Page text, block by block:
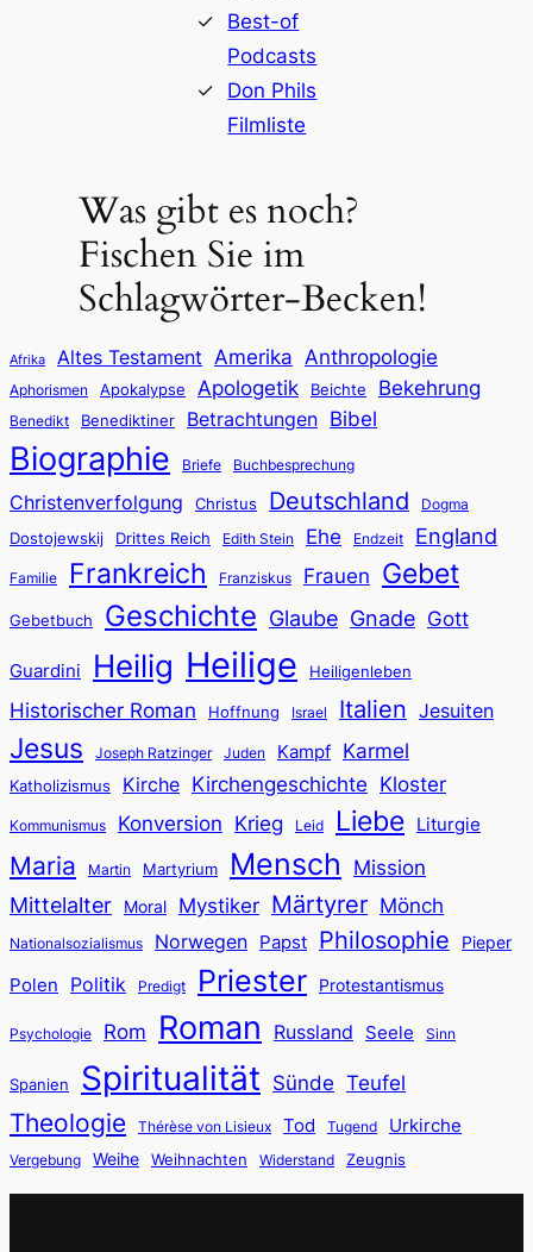
Best-of
Podcasts
Don Phils
Filmliste
Was gibt es noch?
Fischen Sie im
Schlagwörter-Becken!
Afrika Altes Testament Amerika Anthropologie
Aphorismen Apokalypse Apologetik Beichte Bekehrung
Benedikt Benediktiner Betrachtungen Bibel
Biographie Briefe Buchbesprechung
Christenverfolgung Christus Deutschland Dogma
Dostojewskij Drittes Reich Edith Stein Ehe Endzeit England
Familie Frankreich Franziskus Frauen Gebet
Gebetbuch Geschichte Glaube Gnade Gott
Guardini Heilig Heilige Heiligenleben
Historischer Roman Hoffnung Israel Italien Jesuiten
Jesus Joseph Ratzinger Juden Kampf Karmel
Katholizismus Kirche Kirchengeschichte Kloster
Kommunismus Konversion Krieg Leid Liebe Liturgie
Maria Martin Martyrium Mensch Mission
Mittelalter Moral Mystiker Märtyrer Mönch
Nationalsozialismus Norwegen Papst Philosophie Pieper
Polen Politik Predigt Priester Protestantismus
Psychologie Rom Roman Russland Seele Sinn
Spanien Spiritualität Sünde Teufel
Theologie Thérèse von Lisieux Tod Tugend Urkirche
Vergebung Weihe Weihnachten Widerstand Zeugnis